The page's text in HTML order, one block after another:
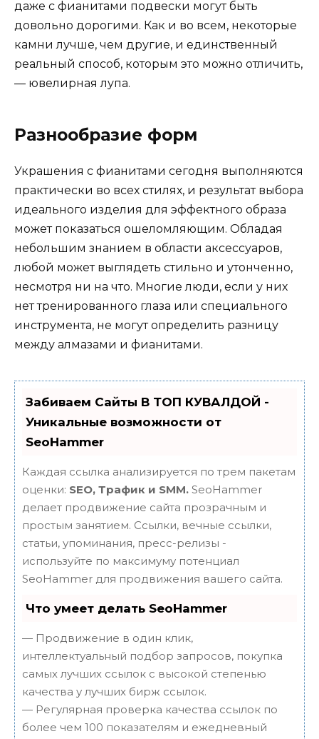
даже с фианитами подвески могут быть
довольно дорогими. Как и во всем, некоторые
камни лучше, чем другие, и единственный
реальный способ, которым это можно отличить,
— ювелирная лупа.
Разнообразие форм
Украшения с фианитами сегодня выполняются
практически во всех стилях, и результат выбора
идеального изделия для эффектного образа
может показаться ошеломляющим. Обладая
небольшим знанием в области аксессуаров,
любой может выглядеть стильно и утонченно,
несмотря ни на что. Многие люди, если у них
нет тренированного глаза или специального
инструмента, не могут определить разницу
между алмазами и фианитами.
Забиваем Сайты В ТОП КУВАЛДОЙ -
Уникальные возможности от
SeoHammer
Каждая ссылка анализируется по трем пакетам
оценки: SEO, Трафик и SMM. SeoHammer
делает продвижение сайта прозрачным и
простым занятием. Ссылки, вечные ссылки,
статьи, упоминания, пресс-релизы -
используйте по максимуму потенциал
SeoHammer для продвижения вашего сайта.
Что умеет делать SeoHammer
— Продвижение в один клик,
интеллектуальный подбор запросов, покупка
самых лучших ссылок с высокой степенью
качества у лучших бирж ссылок.
— Регулярная проверка качества ссылок по
более чем 100 показателям и ежедневный